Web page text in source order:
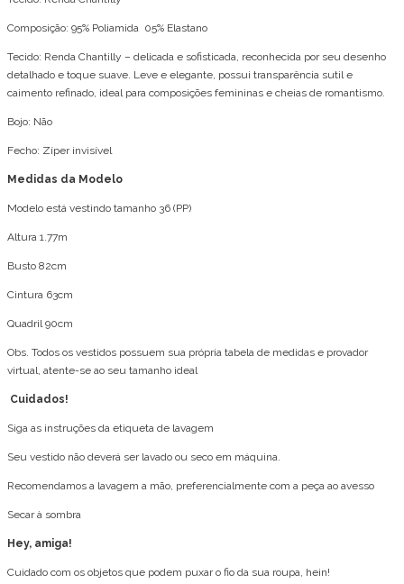
Composição: 95% Poliamida 05% Elastano
Tecido: Renda Chantilly – delicada e sofisticada, reconhecida por seu desenho
detalhado e toque suave. Leve e elegante, possui transparência sutil e
caimento refinado, ideal para composições femininas e cheias de romantismo.
Bojo: Não
Fecho: Zíper invisível
Medidas da Modelo
Modelo está vestindo tamanho 36 (PP)
Altura 1.77m
Busto 82cm
Cintura 63cm
Quadril 90cm
Obs. Todos os vestidos possuem sua própria tabela de medidas e provador
virtual, atente-se ao seu tamanho ideal
Cuidados!
Siga as instruções da etiqueta de lavagem
Seu vestido não deverá ser lavado ou seco em máquina.
Recomendamos a lavagem a mão, preferencialmente com a peça ao avesso
Secar à sombra
Hey, amiga!
Cuidado com os objetos que podem puxar o fio da sua roupa, hein!